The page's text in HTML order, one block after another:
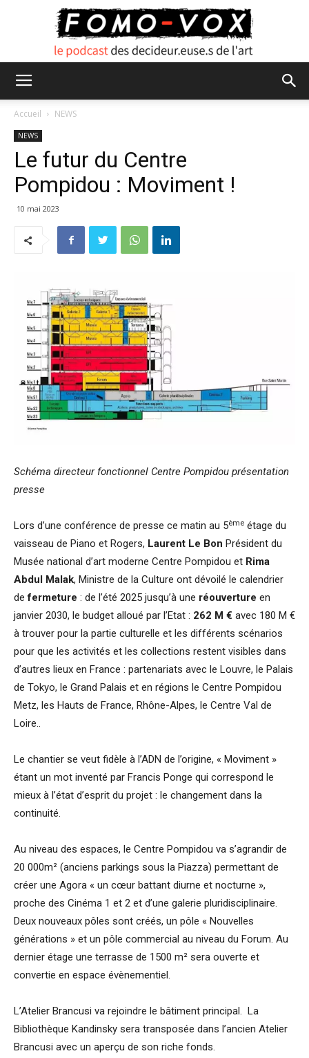
VOX
Accueil NEWS
NEWS
Le futur du Centre
Pompidou : Moviment !
10 mai 2023
Schéma directeur fonctionnel Centre Pompidou présentation
presse
Lors d’une conférence de presse ce matin au 5ème étage du
vaisseau de Piano et Rogers, Laurent Le Bon Président du
Musée national d’art moderne Centre Pompidou et Rima
Abdul Malak, Ministre de la Culture ont dévoilé le calendrier
de fermeture : de l’été 2025 jusqu’à une réouverture en
janvier 2030, le budget alloué par l’Etat : 262 M € avec 180 M €
à trouver pour la partie culturelle et les différents scénarios
pour que les activités et les collections restent visibles dans
d’autres lieux en France : partenariats avec le Louvre, le Palais
de Tokyo, le Grand Palais et en régions le Centre Pompidou
Metz, les Hauts de France, Rhône-Alpes, le Centre Val de
Loire..
Le chantier se veut fidèle à l’ADN de l’origine, « Moviment »
étant un mot inventé par Francis Ponge qui correspond le
mieux à l’état d’esprit du projet : le changement dans la
continuité.
Au niveau des espaces, le Centre Pompidou va s’agrandir de
20 000m² (anciens parkings sous la Piazza) permettant de
créer une Agora « un cœur battant diurne et nocturne »,
proche des Cinéma 1 et 2 et d’une galerie pluridisciplinaire.
Deux nouveaux pôles sont créés, un pôle « Nouvelles
générations » et un pôle commercial au niveau du Forum. Au
dernier étage une terrasse de 1500 m² sera ouverte et
convertie en espace évènementiel.
L’Atelier Brancusi va rejoindre le bâtiment principal. La
Bibliothèque Kandinsky sera transposée dans l’ancien Atelier
Brancusi avec un aperçu de son riche fonds.